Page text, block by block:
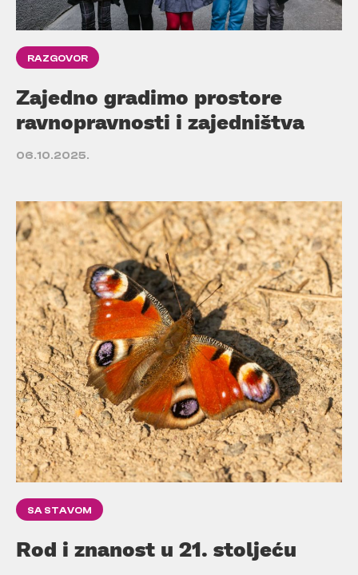
RAZGOVOR
Zajedno gradimo prostore
ravnopravnosti i zajedništva
06.10.2025.
SA STAVOM
Rod i znanost u 21. stoljeću